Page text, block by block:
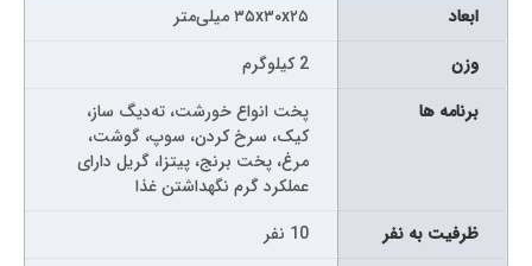
ابعاد
۳۵x۳۰x۲۵ میلی‌متر
وزن
2 کیلوگرم
برنامه ها
پخت انواع خورشت، ته‌دیگ ساز،
کیک، سرخ کردن، سوپ، گوشت،
مرغ، پخت برنج، پیتزا، گریل دارای
عملکرد گرم نگهداشتن غذا
ظرفیت به نفر
10 نفر